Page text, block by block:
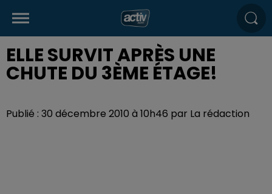
ELLE SURVIT APRÈS UNE
CHUTE DU 3ÈME ÉTAGE!
Publié : 30 décembre 2010 à 10h46 par La rédaction